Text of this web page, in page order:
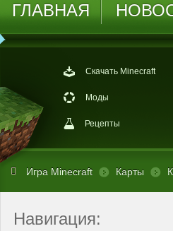
ГЛАВНАЯ
Скачать Minecraft
Моды
Рецепты
Игра Minecraft Карты
Навигация: